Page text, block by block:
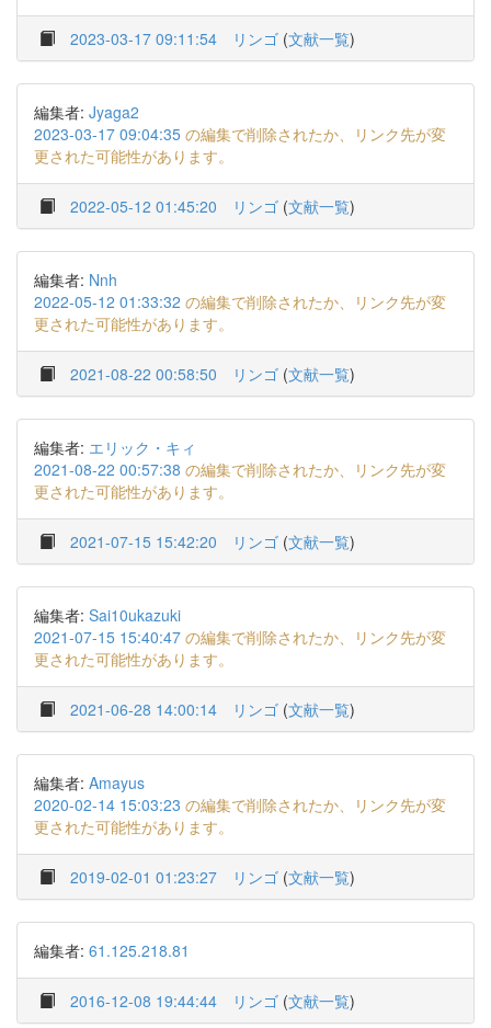
2023-03-17 09:11:54 リンゴ (文献一覧)
編集者: Jyaga2
2023-03-17 09:04:35 の編集で削除されたか、リンク先が変
更された可能性があります。
2022-05-12 01:45:20 リンゴ (文献一覧)
編集者: Nnh
2022-05-12 01:33:32 の編集で削除されたか、リンク先が変
更された可能性があります。
2021-08-22 00:58:50 リンゴ (文献一覧)
編集者: エリック・キィ
2021-08-22 00:57:38 の編集で削除されたか、リンク先が変
更された可能性があります。
2021-07-15 15:42:20 リンゴ (文献一覧)
編集者: Sai10ukazuki
2021-07-15 15:40:47 の編集で削除されたか、リンク先が変
更された可能性があります。
2021-06-28 14:00:14 リンゴ (文献一覧)
編集者: Amayus
2020-02-14 15:03:23 の編集で削除されたか、リンク先が変
更された可能性があります。
2019-02-01 01:23:27 リンゴ (文献一覧)
編集者: 61.125.218.81
2016-12-08 19:44:44 リンゴ (文献一覧)